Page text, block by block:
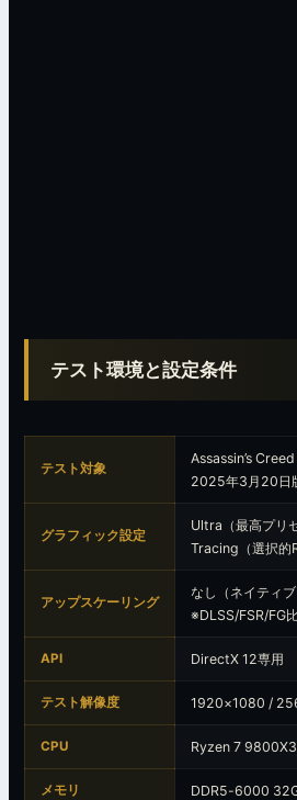
テスト環境と設定条件
テスト対象
Assassin’s
2025年3月20日
グラフィック設定
Ultra（最高プリ
Tracing（選択的
アップスケーリング
なし（ネイティブ
※DLSS/FSR/FG
API DirectX 12専用
テスト解像度 1920×1080 /
CPU Ryzen 7
メモリ DDR5-6000